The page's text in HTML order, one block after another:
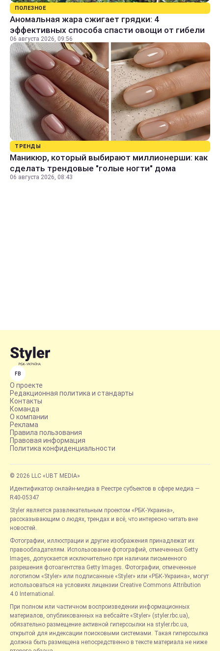
ПОЛЕЗНОЕ
Аномальная жара сжигает грядки: 4
эффективных способа спасти овощи от гибели
06 августа 2026, 09:56
ТРЕНДЫ
Маникюр, который выбирают миллионерши: как
сделать трендовые "голые ногти" дома
06 августа 2026, 08:43
FB
О проекте
Редакционная политика и стандарты
Контакты
Команда
О компании
Реклама
Правила пользования
Правовая информация
Политика конфиденциальности
© 2026 LLC «UBT MEDIA»
Идентификатор онлайн-медиа в Реестре субъектов в сфере медиа —
R40-05347
Styler является развлекательным проектом «РБК-Украина»,
рассказывающим о людях, трендах и всё, что интересно читать вне
новостей.
Фотографии, иллюстрации и другие изображения принадлежат их
правообладателям. Использование фотографий, отмеченных Getty
Images, допускается исключительно при наличии письменного
разрешения фотоагентства Getty Images. Фотографии, отмеченные
логотипом «Styler» или подписанные «Styler» или «РБК-Украина», могут
использоваться на условиях лицензии Creative Commons Attribution
4.0 International.
При полном или частичном воспроизведении информационных
материалов, опубликованных на вебсайте «Styler» (styler.rbc.ua),
обязательно размещение активной гиперссылки на styler.rbc.ua,
открытой для индексации поисковыми системами. Такая гиперссылка
должна быть размещена непосредственно в тексте материала не ниже